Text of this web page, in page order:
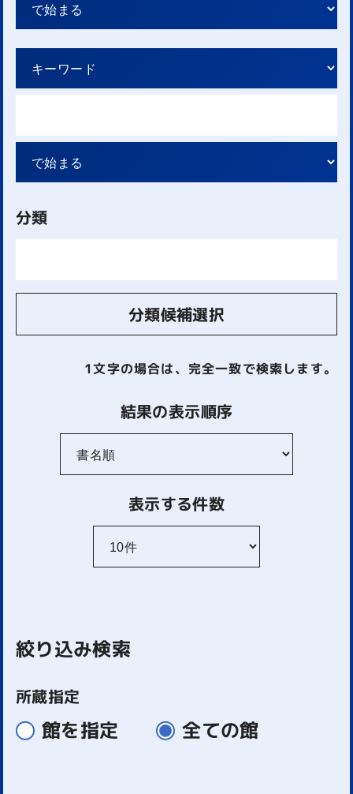
分類
分類候補選択
1文字の場合は、完全一致で検索します。
結果の表示順序
表示する件数
絞り込み検索
所蔵指定
館を指定 全ての館